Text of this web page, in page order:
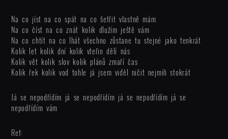
Na co jíst na co spát na co šetřit vlastně mám
Na co číst na co znát kolik dlužím ještě vám
Na co chtít na co lhát všechno zůstane tu stejné jako tenkrát
Kolik let kolik dní kolik vteřin dělí nás
Kolik vět kolik slov kolik plánů zmaří čas
Kolik řek kolik vod tohle já jsem viděl ničit nejmíň stokrát
Já se nepodřídím já se nepodřídím já se nepodřídím já se
nepodřídím vám
Ref: